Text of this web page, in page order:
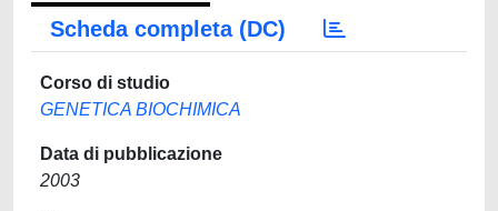
Scheda completa (DC)
Corso di studio
GENETICA BIOCHIMICA
Data di pubblicazione
2003